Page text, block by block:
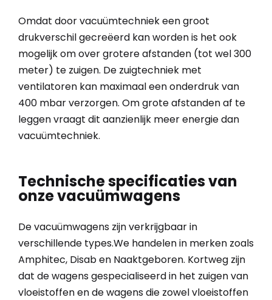
Omdat door vacuümtechniek een groot
drukverschil gecreëerd kan worden is het ook
mogelijk om over grotere afstanden (tot wel 300
meter) te zuigen. De zuigtechniek met
ventilatoren kan maximaal een onderdruk van
400 mbar verzorgen. Om grote afstanden af te
leggen vraagt dit aanzienlijk meer energie dan
vacuümtechniek.
Technische specificaties van
onze vacuümwagens
De vacuümwagens zijn verkrijgbaar in
verschillende types.We handelen in merken zoals
Amphitec, Disab en Naaktgeboren. Kortweg zijn
dat de wagens gespecialiseerd in het zuigen van
vloeistoffen en de wagens die zowel vloeistoffen